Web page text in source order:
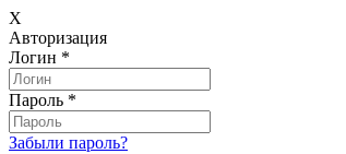
X
Авторизация
Логин *
Пароль *
Забыли пароль?